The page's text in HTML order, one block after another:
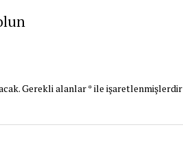
Gerekli alanlar*ile işaretlenmişlerdir